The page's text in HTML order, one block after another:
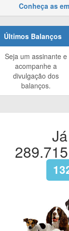
Conheça as
Últimos Balanços
Seja um assinante e
acompanhe a
divulgação dos
balanços.
289.715